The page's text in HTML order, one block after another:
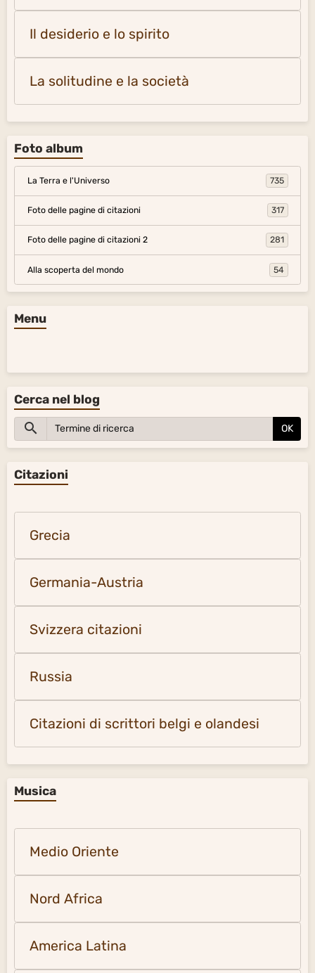
Il desiderio e lo spirito
La solitudine e la società
Foto album
La Terra e l'Universo 735
Foto delle pagine di citazioni 317
Foto delle pagine di citazioni 2 281
Alla scoperta del mondo 54
Menu
Cerca nel blog
OK
Citazioni
Grecia
Germania-Austria
Svizzera citazioni
Russia
Citazioni di scrittori belgi e olandesi
Musica
Medio Oriente
Nord Africa
America Latina